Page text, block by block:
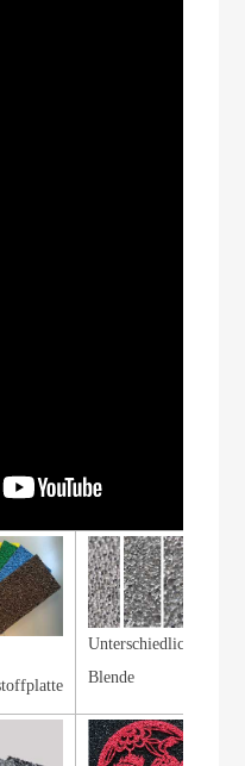
Unterschiedliche
Blende